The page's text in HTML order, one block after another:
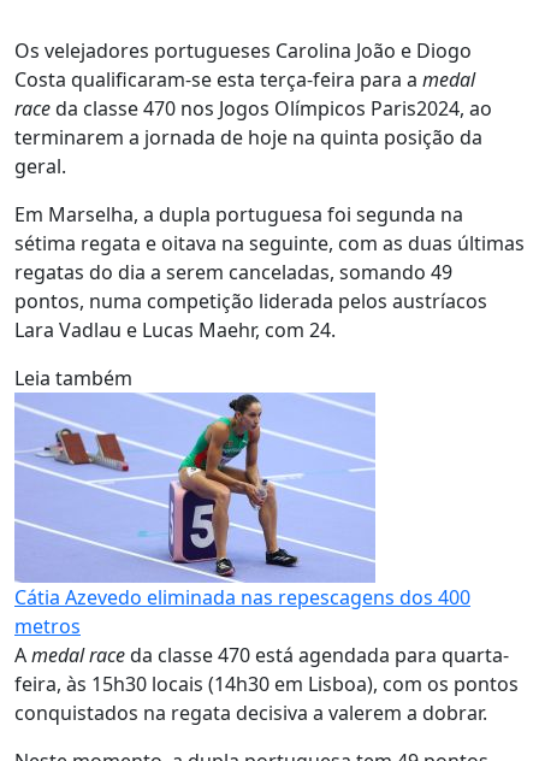
Os velejadores portugueses Carolina João e Diogo
Costa qualificaram-se esta terça-feira para a medal
raceda classe 470 nos Jogos Olímpicos Paris2024, ao
terminarem a jornada de hoje na quinta posição da
geral.
Em Marselha, a dupla portuguesa foi segunda na
sétima regata e oitava na seguinte, com as duas últimas
regatas do dia a serem canceladas, somando 49
pontos, numa competição liderada pelos austríacos
Lara Vadlau e Lucas Maehr, com 24.
Leia também
Cátia Azevedo eliminada nas repescagens dos 400
metros
Amedal raceda classe 470 está agendada para quarta-
feira, às 15h30 locais (14h30 em Lisboa), com os pontos
conquistados na regata decisiva a valerem a dobrar.